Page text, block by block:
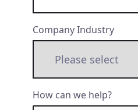
Company Industry
How can we help?